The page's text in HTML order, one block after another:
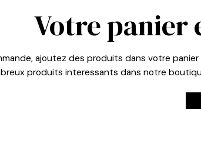
Votre panier
ajoutez des produits dans votre panier
produits interessants dans notre